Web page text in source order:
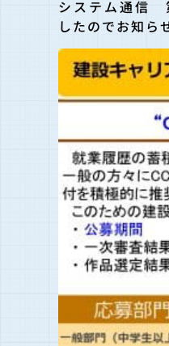
システム通信
したのでお知ら